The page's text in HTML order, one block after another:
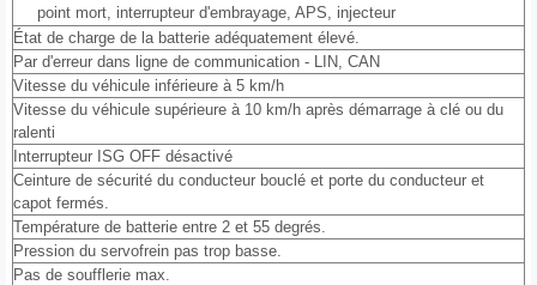
point mort, interrupteur d'embrayage, APS, injecteur
État de charge de la batterie adéquatement élevé.
Par d'erreur dans ligne de communication - LIN, CAN
Vitesse du véhicule inférieure à 5 km/h
Vitesse du véhicule supérieure à 10 km/h après démarrage à clé ou du
ralenti
Interrupteur ISG OFF désactivé
Ceinture de sécurité du conducteur bouclé et porte du conducteur et
capot fermés.
Température de batterie entre 2 et 55 degrés.
Pression du servofrein pas trop basse.
Pas de soufflerie max.